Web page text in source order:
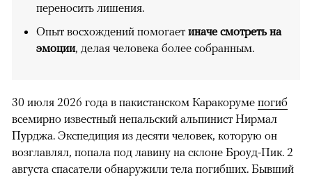
переносить лишения.
Опыт восхождений помогает иначе смотреть на
эмоции, делая человека более собранным.
30 июля 2026 года в пакистанском Каракоруме погиб
всемирно известный непальский альпинист Нирмал
Пурджа. Экспедиция из десяти человек, которую он
возглавлял, попала под лавину на склоне Броуд-Пик. 2
августа спасатели обнаружили тела погибших. Бывший